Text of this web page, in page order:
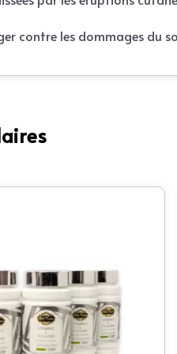
contre les dommages du